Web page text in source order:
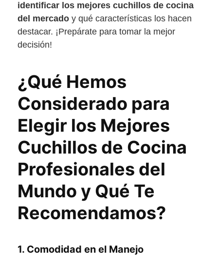
identificar los mejores cuchillos de cocina
del mercado y qué características los hacen
destacar. ¡Prepárate para tomar la mejor
decisión!
¿Qué Hemos
Considerado para
Elegir los Mejores
Cuchillos de Cocina
Profesionales del
Mundo y Qué Te
Recomendamos?
1. Comodidad en el Manejo